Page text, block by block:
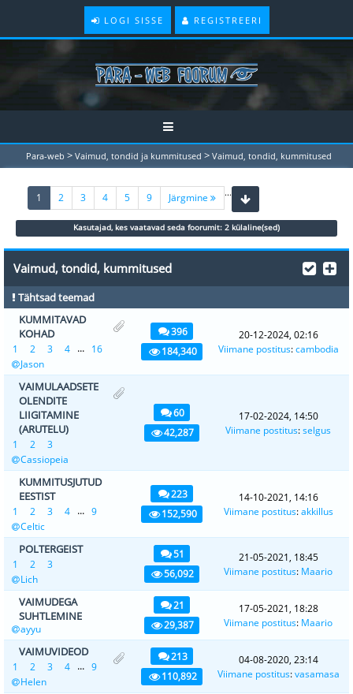
LOGI SISSE REGISTREERI
Para-web > Vaimud, tondid ja kummitused > Vaimud, tondid, kummitused
1 (current)
2 3 4 5 ...
9 Järgmine
Kasutajad, kes vaatavad seda foorumit: 2 külaline(sed)
Vaimud, tondid, kummitused
Tähtsad teemad
KUMMITAVAD
KOHAD
1 2 3 4 ... 16
Jason
396
184,340
20-12-2024, 02:16
Viimane postitus:cambodia
VAIMULAADSETE
OLENDITE
LIIGITAMINE
(ARUTELU)
1 2
3
Cassiopeia
60
42,287
17-02-2024, 14:50
Viimane postitus:selgus
KUMMITUSJUTUD
EESTIST
1 2 3 4 ... 9
Celtic
223
152,590
14-10-2021, 14:16
Viimane postitus:akkillus
POLTERGEIST
1 2
3
Lich
51
56,092
21-05-2021, 18:45
Viimane postitus: Maario
VAIMUDEGA
SUHTLEMINE
ayyu
21
29,387
17-05-2021, 18:28
Viimane postitus: Maario
VAIMUVIDEOD
1 2 3 4 ... 9
Helen
213
110,892
04-08-2020, 23:14
Viimane postitus:vasamasa